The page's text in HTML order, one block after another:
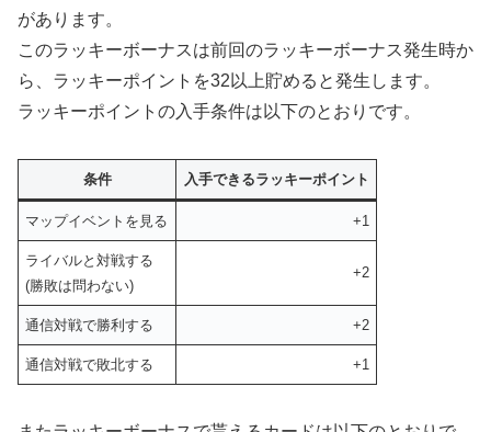
があります。
このラッキーボーナスは前回のラッキーボーナス発生時か
ら、ラッキーポイントを32以上貯めると発生します。
ラッキーポイントの入手条件は以下のとおりです。
条件 入手できるラッキーポイント
マップイベントを見る +1
ライバルと対戦する
(勝敗は問わない)
+2
通信対戦で勝利する +2
通信対戦で敗北する +1